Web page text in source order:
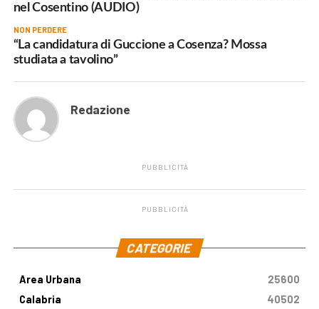
nel Cosentino (AUDIO)
NON PERDERE
“La candidatura di Guccione a Cosenza? Mossa
studiata a tavolino”
Redazione
PUBBLICITÀ
PUBBLICITÀ
CATEGORIE
Area Urbana
25600
Calabria
40502